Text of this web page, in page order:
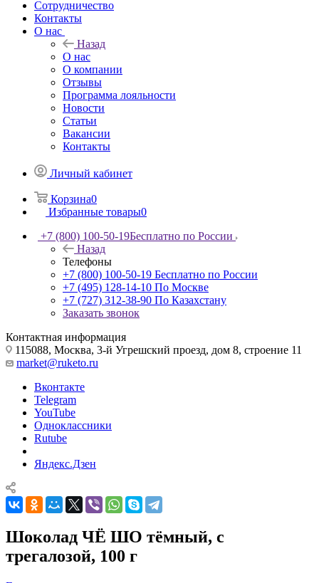
Сотрудничество
Контакты
О нас
Назад
О нас
О компании
Отзывы
Программа лояльности
Новости
Статьи
Вакансии
Контакты
Личный кабинет
Корзина0
Избранные товары0
+7 (800) 100-50-19Бесплатно по России
Назад
Телефоны
+7 (800) 100-50-19 Бесплатно по России
+7 (495) 128-14-10 По Москве
+7 (727) 312-38-90 По Казахстану
Заказать звонок
Контактная информация
115088, Москва, 3-й Угрешский проезд, дом 8, строение 11
market@ruketo.ru
Вконтакте
Telegram
YouTube
Одноклассники
Rutube
Яндекс.Дзен
Шоколад ЧЁ ШО тёмный, с
трегалозой, 100 г